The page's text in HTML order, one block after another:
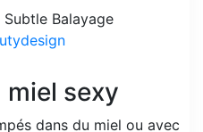
sexy
dans du miel ou avec